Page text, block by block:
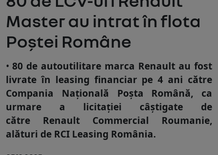
Master au intrat în flota
Poștei Române
80 de autoutilitare marca Renault au fost
livrate în leasing financiar pe 4 ani către
Compania Națională Poșta Română, ca
urmare a licitației câștigate de
către Renault Commercial Roumanie,
alături de RCI Leasing România.